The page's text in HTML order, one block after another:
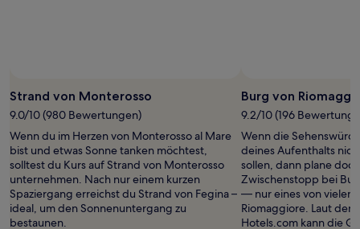
Strand von Monterosso
9.0/10 (980 Bewertungen)
Wenn du im Herzen von Monterosso al Mare
bist und etwas Sonne tanken möchtest,
solltest du Kurs auf Strand von Monterosso
unternehmen. Nach nur einem kurzen
Spaziergang erreichst du Strand von Fegina –
ideal, um den Sonnenuntergang zu
bestaunen.
Burg von
9.2/10 (196
Wenn die
deines Aufenthalts
sollen, dann plane
Zwischenstopp bei
— nur eines von vielen
Riomaggiore. Laut den
Hotels.com kann die